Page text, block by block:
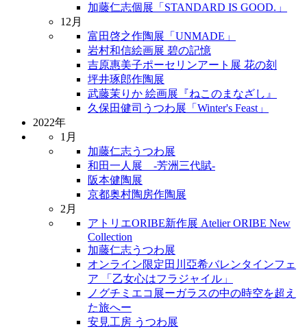
加藤仁志個展「STANDARD IS GOOD.」
12月
富田啓之作陶展「UNMADE」
岩村和信絵画展 碧の記憶
吉原惠美子ポーセリンアート展 花の刻
坪井琢郎作陶展
武藤茉りか 絵画展『ねこのまなざし』
久保田健司うつわ展「Winter's Feast」
2022年
1月
加藤仁志うつわ展
和田一人展 -芳洲三代賦-
阪本健陶展
京都奥村陶房作陶展
2月
アトリエORIBE新作展 Atelier ORIBE New
Collection
加藤仁志うつわ展
オンライン限定田川亞希バレンタインフェ
ア 「乙女心はフラジャイル」
ノグチミエコ展ーガラスの中の時空を超え
た旅へー
安見工房 うつわ展